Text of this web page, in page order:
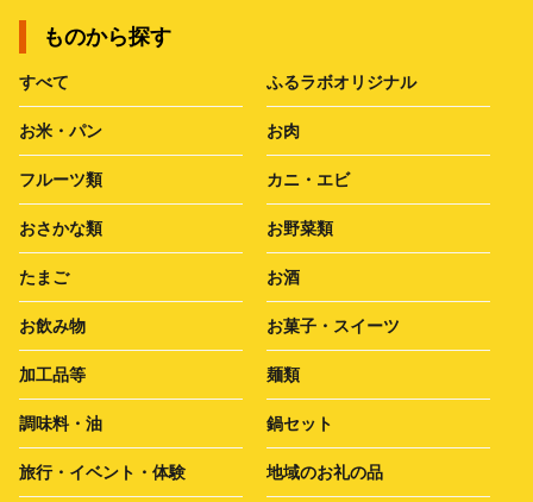
ものから探す
すべて ふるラボオリジナル
お米・パン お肉
フルーツ類 カニ・エビ
おさかな類 お野菜類
たまご お酒
お飲み物 お菓子・スイーツ
加工品等 麺類
調味料・油 鍋セット
旅行・イベント・体験 地域のお礼の品